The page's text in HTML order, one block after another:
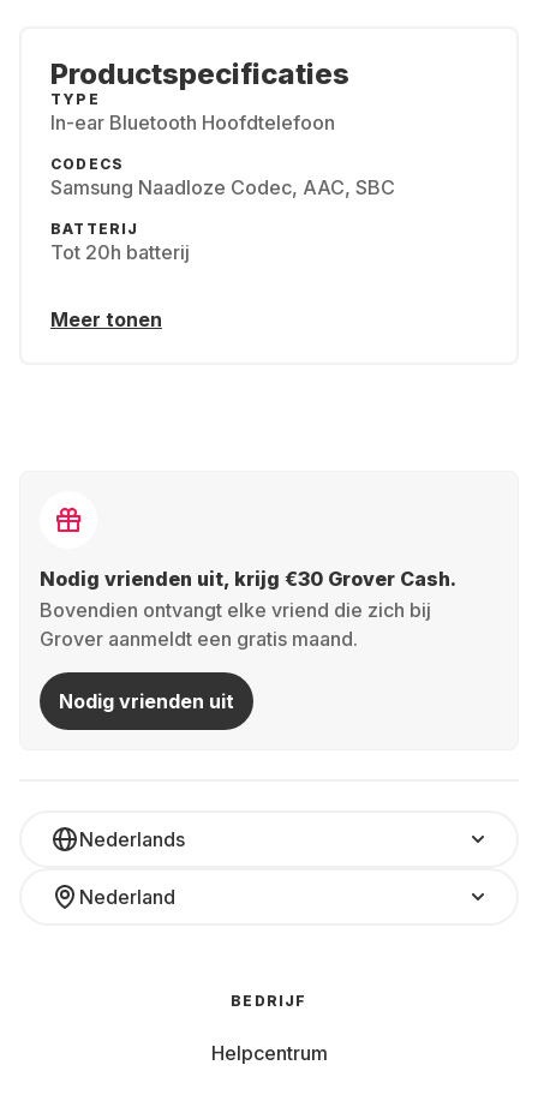
Productspecificaties
TYPE
In-ear Bluetooth Hoofdtelefoon
CODECS
Samsung Naadloze Codec, AAC, SBC
BATTERIJ
Tot 20h batterij
Meer tonen
Nodig vrienden uit, krijg €30 Grover Cash.
Bovendien ontvangt elke vriend die zich bij
Grover aanmeldt een gratis maand.
Nodig vrienden uit
Nederlands
Nederland
BEDRIJF
Helpcentrum